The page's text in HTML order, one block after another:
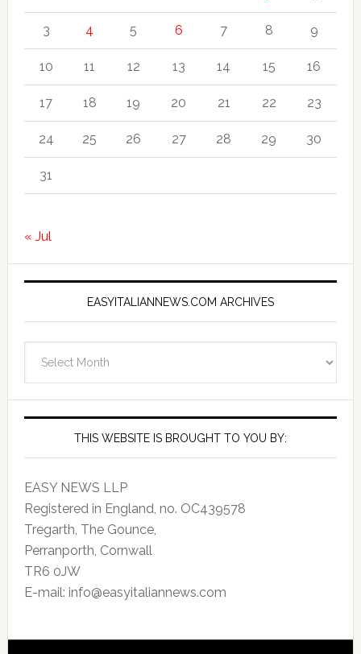
3 4 5 6 7 8 9
10 11 12 13 14 15 16
17 18 19 20 21 22 23
24 25 26 27 28 29 30
31
« Jul
EASYITALIANNEWS.COM ARCHIVES
THIS WEBSITE IS BROUGHT TO YOU BY:
EASY NEWS LLP
Registered in England, no. OC439578
Tregarth, The Gounce,
Perranporth, Cornwall
TR6 0JW
E-mail: info@easyitaliannews.com